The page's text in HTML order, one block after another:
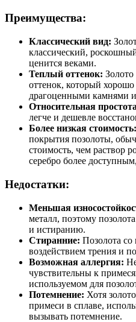
Преимущества:
Классический вид:
классический,
ценится веками.
Теплый оттенок:
оттенок, который хорошо
драгоценными камнями
Относительная
легче и дешевле
Более низкая стоимость:
покрытия позолоты,
стоимость, чем раствор
серебро более
Недостатки:
Меньшая
металл, поэтому
и истиранию.
Стиранние: Позолота со
воздействием трения и
Возможная аллергия:
чувствительны к
используемом для
Потемнение: Хотя
примеси в сплаве,
вызывать потемнение.